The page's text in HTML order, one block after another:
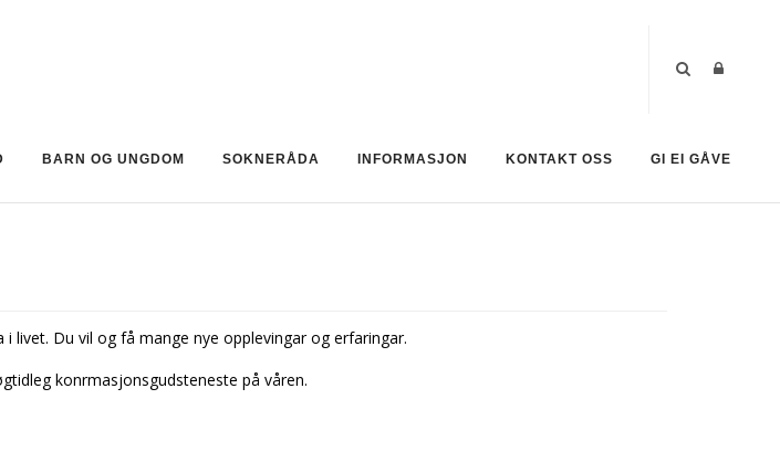
BARN OG UNGDOM SOKNERÅDA INFORMASJON KONTAKT OSS GI EI GÅVE
livet. Du vil og få mange nye opplevingar og erfaringar.
konfirmasjonsgudsteneste på våren.